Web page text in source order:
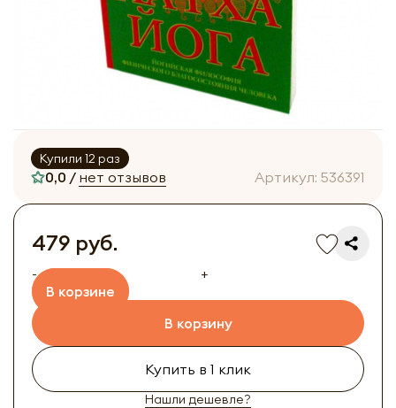
Купили 12 раз
0,0 / нет отзывов Артикул: 536391
479 руб.
-
+
В корзине
В корзину
Купить в 1 клик
Нашли дешевле?